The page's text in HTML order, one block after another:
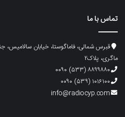
تماس با ما
ماگری، پلاک۲
۸۸۹۹۸۸۰ (۵۳۳) ۰۰۹۰
۱۰۱۶۱۰۰ (۵۳۹) ۰۰۹۰
info@radiocyp.com